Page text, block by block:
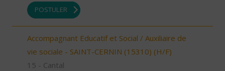
POSTULER
Accompagnant Educatif et Social / Auxiliaire de
vie sociale - SAINT-CERNIN (15310) (H/F)
15 - Cantal